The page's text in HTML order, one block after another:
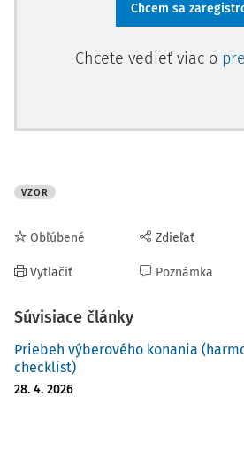
Chcem sa
Chcete vedieť viac o
VZOR
Obľúbené
Vytlačiť
Zdieľať
Poznámka
Súvisiace články
Priebeh výberového konania
checklist)
28. 4. 2026